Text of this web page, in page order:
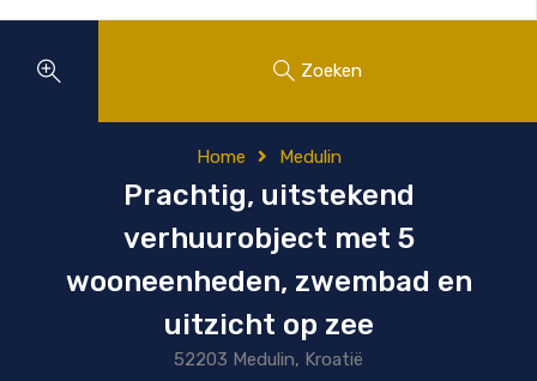
Zoeken
Home Medulin
Prachtig, uitstekend
verhuurobject met 5
wooneenheden, zwembad en
uitzicht op zee
52203 Medulin, Kroatië